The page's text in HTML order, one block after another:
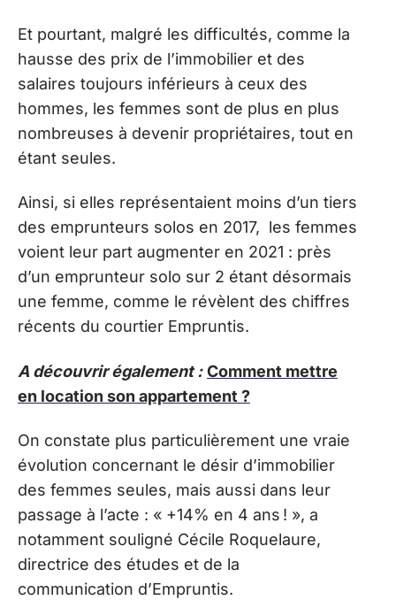
Et pourtant, malgré les difficultés, comme la
hausse des prix de l’immobilier et des
salaires toujours inférieurs à ceux des
hommes, les femmes sont de plus en plus
nombreuses à devenir propriétaires, tout en
étant seules.
Ainsi, si elles représentaient moins d’un tiers
des emprunteurs solos en 2017, les femmes
voient leur part augmenter en 2021 : près
d’un emprunteur solo sur 2 étant désormais
une femme, comme le révèlent des chiffres
récents du courtier Empruntis.
A découvrir également : Comment mettre
en location son appartement ?
On constate plus particulièrement une vraie
évolution concernant le désir d’immobilier
des femmes seules, mais aussi dans leur
passage à l’acte : « +14% en 4 ans ! », a
notamment souligné Cécile Roquelaure,
directrice des études et de la
communication d’Empruntis.